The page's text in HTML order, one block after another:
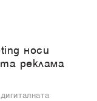
носи
реклама